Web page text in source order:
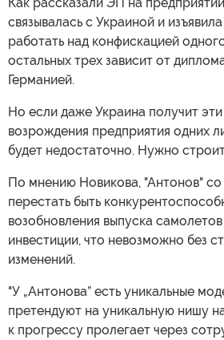
связывалась с Украиной и
работать над конфискацией
остальных трех зависит от
Германией.
Но если даже Украина получит эти
возрождения предприятия одних
будет недостаточно. Нужно
По мнению Новикова, "Антонов"
перестать быть
возобновления выпуска
инвестиции, что невозможно без
изменений.
"У „Антонова” есть уникальные
претендуют на уникальную нишу
к прогрессу пролегает через